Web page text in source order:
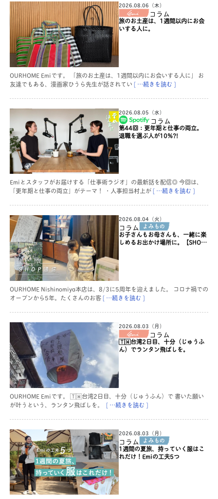
2026.08.06（木）
コラム
旅のお土産は、1週間以内にお会
いする人に。
OURHOME Emiです。 「旅のお土産は、1週間以内にお会いする人に」 お
友達でもある、漫画家ひうら先生が話されてい [ …続きを読む ]
2026.08.05（水）
コラム
第44回：更年期と仕事の両立。
退職を選ぶ人が10%?!
Emiとスタッフがお届けする「仕事術ラジオ」の最新話を配信◎ 今回は、
「更年期と仕事の両立」がテーマ！ ・人事担当村上が[ …続きを読む ]
2026.08.04（火）
コラム
お子さんもお母さんも、一緒に楽
しめるお出かけ場所に。【SHOP
OURHOME Nishinomiya本店は、8/3に5周年を迎えました。 コロナ禍での
オープンから5年。たくさんのお客[ …続きを読む ]
2026.08.03（月）
コラム
🇹🇼台湾2日目、十分（じゅうふ
ん）でランタン飛ばしを。
OURHOME Emiです。 🇹🇼台湾2日目、十分（じゅうふん）で 書いた願い
が叶うという、ランタン飛ばしを。
[ …続きを読む ]
2026.08.03（月）
コラム
1週間の夏旅、持っていく服はこ
れだけ！Emiの工夫5つ